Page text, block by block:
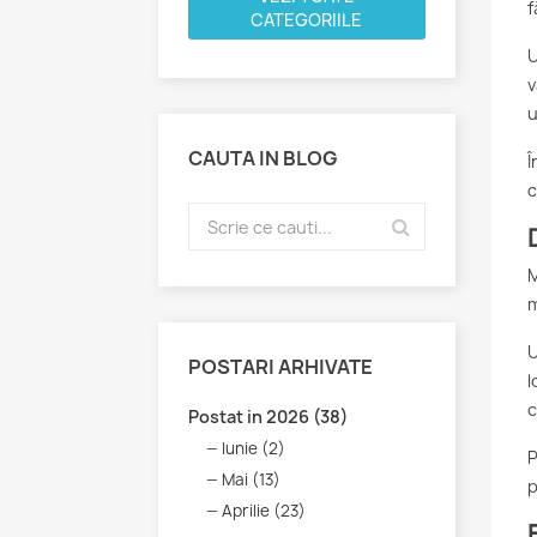
CATEGORIILE
CAUTA IN BLOG
POSTARI ARHIVATE
Postat in 2026 (38)
Iunie (2)
Mai (13)
Aprilie (23)